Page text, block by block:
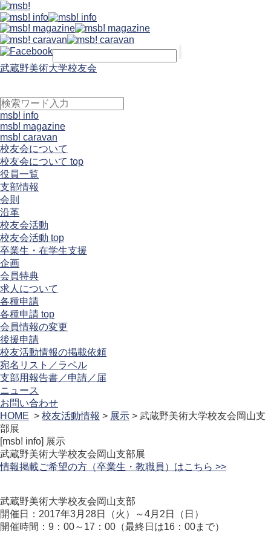
武蔵野美術大学校友会
msb! info
msb! magazine
msb! caravan
校友会について
校友会について top
役員一覧
支部情報
会則
沿革
校友会活動
校友会活動 top
卒業生・在学生支援
企画
会員特典
求人について
各種申請
各種申請 top
会員情報の変更
後援申請
校友活動情報の掲載依頼
宛名リスト／ラベル
支部用報告書／申請／届
ニュース
お問い合わせ
HOME > 校友活動情報 > 展示 > 武蔵野美術大学校友会岡山支
部展
[msb! info] 展示
武蔵野美術大学校友会岡山支部展
情報掲載ご希望の方（卒業生・教職員）はこちら >>
武蔵野美術大学校友会岡山支部
開催日：2017年3月28日（火）～4月2日（日）
開催時間：9：00～17：00（最終日は16：00まで）